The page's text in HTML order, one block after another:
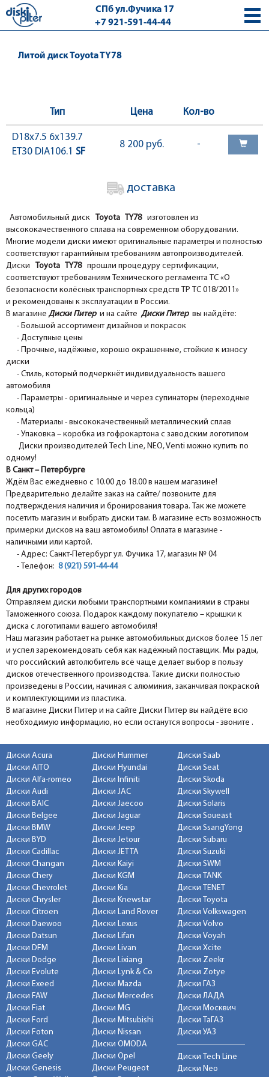
СПб ул.Фучика 17
+7 921-591-44-44
Литой диск Toyota TY78
Тип Цена Кол-во
D18x7.5 6x139.7
ET30 DIA106.1 SF
8 200 руб. -
доставка
Автомобильный диск Toyota TY78 изготовлен из
высококачественного сплава на современном оборудовании.
Многие модели диски имеют оригинальные параметры и полностью
соответствуют гарантийным требованиям автопроизводителей.
Диски Toyota TY78 прошли процедуру сертификации,
соответствуют требованиям Технического регламента ТС «О
безопасности колёсных транспортных средств ТР ТС 018/2011»
и рекомендованы к эксплуатации в России.
В магазине Диски Питер и на сайте Диски Питер вы найдёте:
- Большой ассортимент дизайнов и покрасок
- Доступные цены
- Прочные, надёжные, хорошо окрашенные, стойкие к износу
диски
- Стиль, который подчеркнёт индивидуальность вашего
автомобиля
- Параметры - оригинальные и через супинаторы (переходные
кольца)
- Материалы - высококачественный металлический сплав
- Упаковка – коробка из гофрокартона с заводским логотипом
Диски производителей Tech Line, NEO, Venti можно купить по
одному!
В Санкт – Петербурге
Ждём Вас ежедневно с 10.00 до 18.00 в нашем магазине!
Предварительно делайте заказ на сайте/ позвоните для
подтверждения наличия и бронирования товара. Так же можете
посетить магазин и выбрать диски там. В магазине есть возможность
примерки дисков на ваш автомобиль! Оплата в магазине -
наличными или картой.
- Адрес: Санкт-Петербург ул. Фучика 17, магазин № 04
- Телефон: 8 (921) 591-44-44
Для других городов
Отправляем диски любыми транспортными компаниями в страны
Таможенного союза. Подарок каждому покупателю – крышки к
диска с логотипами вашего автомобиля!
Наш магазин работает на рынке автомобильных дисков более 15 лет
и успел зарекомендовать себя как надёжный поставщик. Мы рады,
что российский автолюбитель всё чаще делает выбор в пользу
дисков отечественного производства. Такие диски полностью
произведены в России, начиная с алюминия, заканчивая покраской
и комплектующими из пластика.
В магазине Диски Питер и на сайте Диски Питер вы найдёте всю
необходимую информацию, но если останутся вопросы - звоните .
Диски Acura
Диски AITO
Диски Alfa-romeo
Диски Audi
Диски BAIC
Диски Belgee
Диски BMW
Диски BYD
Диски Cadillac
Диски Changan
Диски Chery
Диски Chevrolet
Диски Chrysler
Диски Citroen
Диски Daewoo
Диски Datsun
Диски DFM
Диски Dodge
Диски Evolute
Диски Exeed
Диски FAW
Диски Fiat
Диски Ford
Диски Foton
Диски GAC
Диски Geely
Диски Genesis
Диски Hummer
Диски Hyundai
Диски Infiniti
Диски JAC
Диски Jaecoo
Диски Jaguar
Диски Jeep
Диски Jetour
Диски JETTA
Диски Kaiyi
Диски KGM
Диски Kia
Диски Knewstar
Диски Land Rover
Диски Lexus
Диски Lifan
Диски Livan
Диски Lixiang
Диски Lynk & Co
Диски Mazda
Диски Mercedes
Диски MG
Диски Mitsubishi
Диски Nissan
Диски OMODA
Диски Opel
Диски Peugeot
Диски Saab
Диски Seat
Диски Skoda
Диски Skywell
Диски Solaris
Диски Soueast
Диски SsangYong
Диски Subaru
Диски Suzuki
Диски SWM
Диски TANK
Диски TENET
Диски Toyota
Диски Volkswagen
Диски Volvo
Диски Voyah
Диски Xcite
Диски Zeekr
Диски Zotye
Диски ГАЗ
Диски ЛАДА
Диски Москвич
Диски ТаГАЗ
Диски УАЗ
Диски Tech Line
Диски Neo